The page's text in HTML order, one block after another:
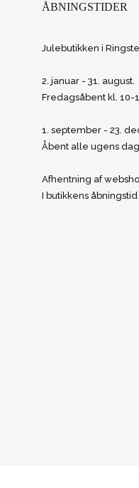
ÅBNINGSTIDER
Julebutikken i
2. januar - 31. august.
Fredagsåbent kl. 10-
1. september - 23.
Åbent alle ugens
Afhentning af
I butikkens åbningstid